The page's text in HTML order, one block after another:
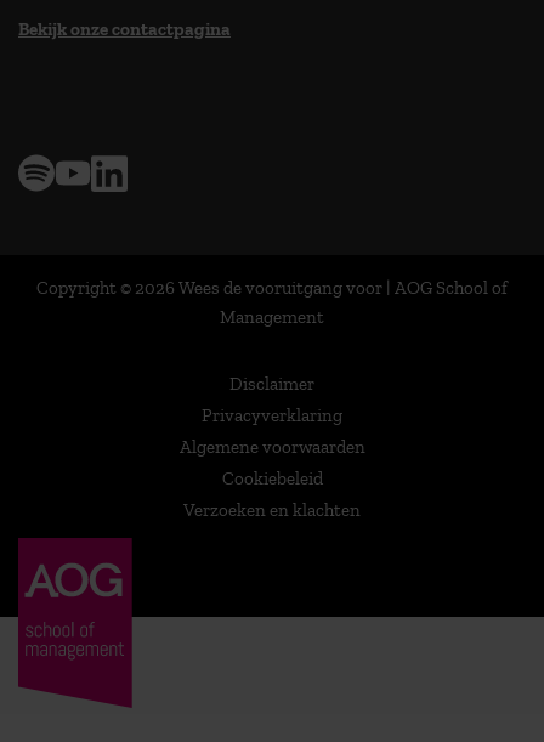
Bekijk onze contactpagina
Copyright © 2026 Wees de vooruitgang voor | AOG School of
Management
Disclaimer
Privacyverklaring
Algemene voorwaarden
Cookiebeleid
Verzoeken en klachten